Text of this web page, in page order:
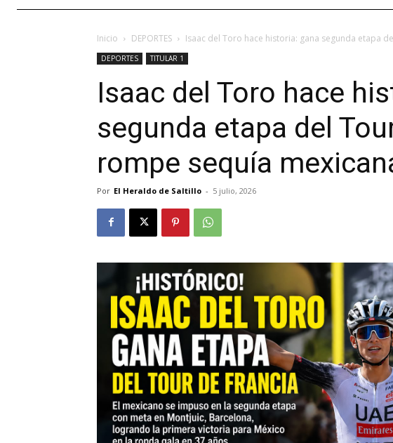
Inicio DEPORTES Isaac del Toro hace historia: gana segunda etapa
DEPORTES TITULAR 1
Isaac del Toro hace
segunda etapa del
rompe sequía
Por El Heraldo de Saltillo - 5 julio, 2026